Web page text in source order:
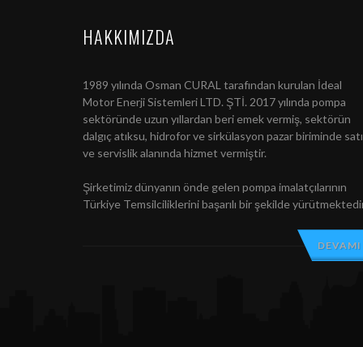
HAKKIMIZDA
1989 yılında Osman CURAL tarafından kurulan İdeal
Motor Enerji Sistemleri LTD. ŞTİ. 2017 yılında pompa
sektöründe uzun yıllardan beri emek vermiş, sektörün
dalgıç atıksu, hidrofor ve sirkülasyon pazar biriminde
ve servislik alanında hizmet vermiştir.
Şirketimiz dünyanın önde gelen pompa imalatçılarının
Türkiye Temsilciliklerini başarılı bir şekilde
DEVAMI